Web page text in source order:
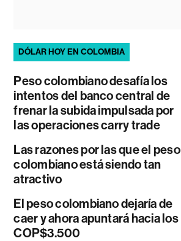
DÓLAR HOY EN COLOMBIA
Peso colombiano desafía los
intentos del banco central de
frenar la subida impulsada por
las operaciones carry trade
Las razones por las que el peso
colombiano está siendo tan
atractivo
El peso colombiano dejaría de
caer y ahora apuntará hacia los
COP$3.500